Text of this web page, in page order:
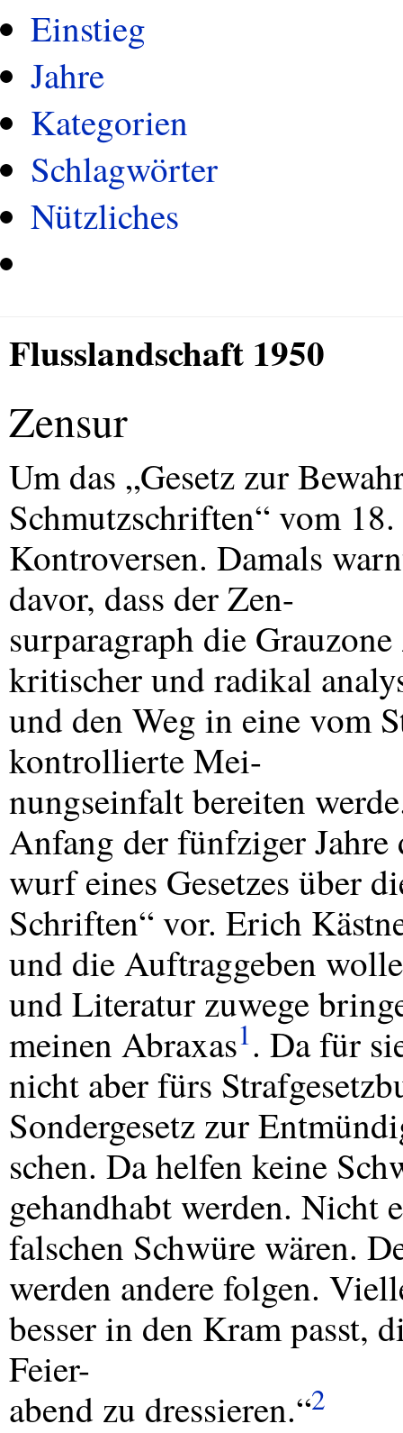
Einstieg
Jahre
Kategorien
Schlagwörter
Nützliches
Flusslandschaft 1950
Zensur
Um das „Gesetz zur
Schmutzschriften“ vom
Kontroversen. Damals
davor, dass der Zen-
surparagraph die
kritischer und radikal
und den Weg in eine vom
kontrollierte Mei-
nungseinfalt bereiten
Anfang der fünfziger Jahre
wurf eines Gesetzes über
Schriften“ vor. Erich
und die Auftraggeben
und Literatur zuwege
meinen Abraxas1. Da für
nicht aber fürs
Sondergesetz zur
schen. Da helfen keine
gehandhabt werden. Nicht
falschen Schwüre wären.
werden andere folgen.
besser in den Kram passt,
Feier-
abend zu dressieren.“2